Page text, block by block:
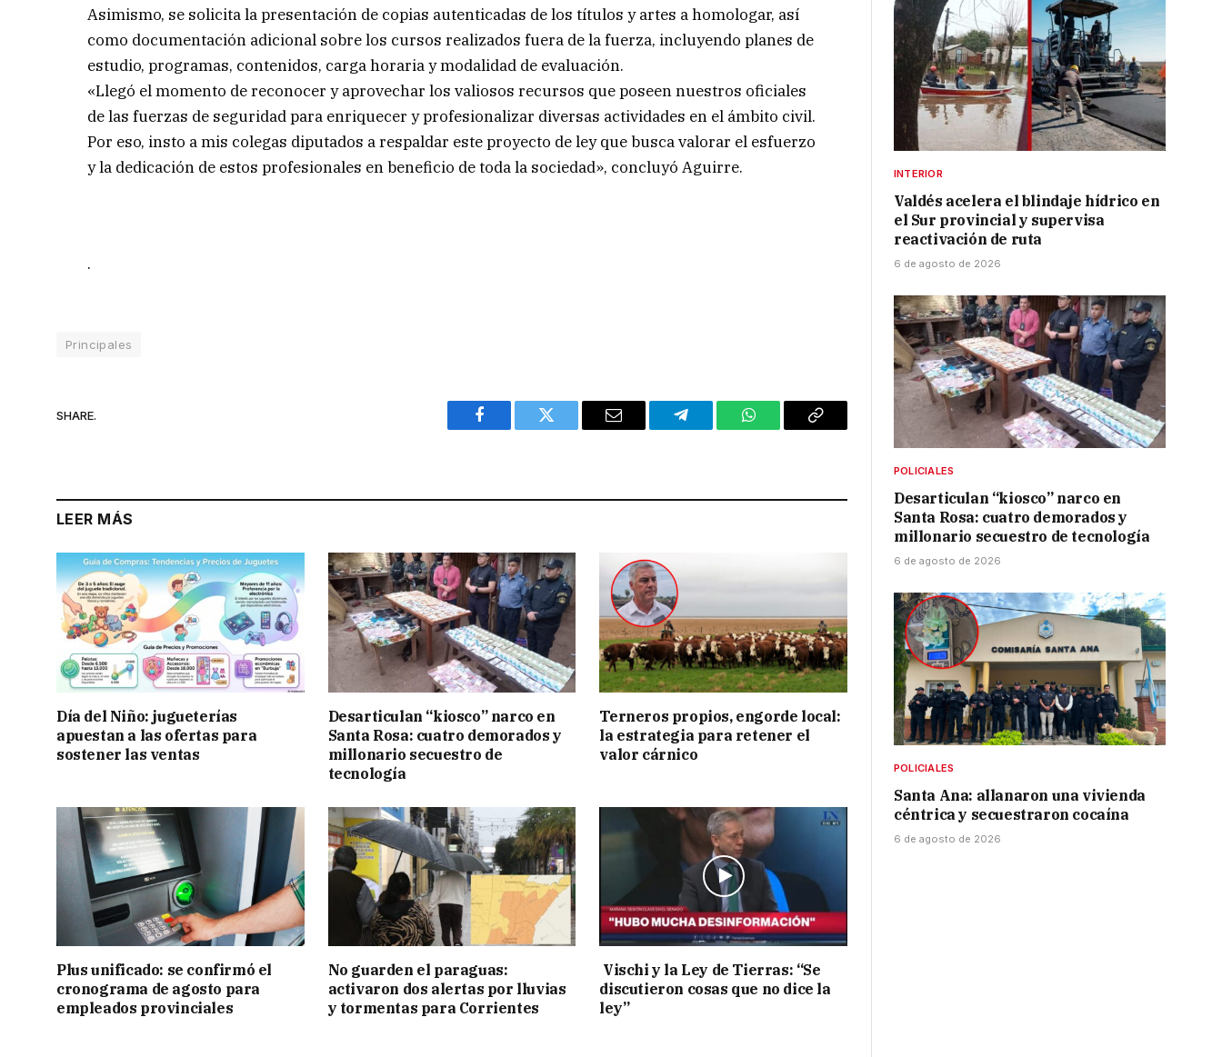
Asimismo, se solicita la presentación de copias autenticadas de los títulos y artes a homologar, así
como documentación adicional sobre los cursos realizados fuera de la fuerza, incluyendo planes de
estudio, programas, contenidos, carga horaria y modalidad de evaluación.
«Llegó el momento de reconocer y aprovechar los valiosos recursos que poseen nuestros oficiales
de las fuerzas de seguridad para enriquecer y profesionalizar diversas actividades en el ámbito civil.
Por eso, insto a mis colegas diputados a respaldar este proyecto de ley que busca valorar el esfuerzo
y la dedicación de estos profesionales en beneficio de toda la sociedad», concluyó Aguirre.
.
Principales
SHARE.
Facebook Twitter Email Telegram WhatsAppCopy
LEER MÁS
Día del Niño: jugueterías
apuestan a las ofertas para
sostener las ventas
Desarticulan “kiosco” narco en
Santa Rosa: cuatro demorados y
millonario secuestro de
tecnología
Terneros propios, engorde local:
la estrategia para retener el
valor cárnico
Plus unificado: se confirmó el
cronograma de agosto para
empleados provinciales
No guarden el paraguas:
activaron dos alertas por lluvias
y tormentas para Corrientes
Vischi y la Ley de Tierras: “Se
discutieron cosas que no dice la
ley”
INTERIOR
Valdés acelera el blindaje hídrico en
el Sur provincial y supervisa
reactivación de ruta
6 de agosto de 2026
POLICIALES
Desarticulan “kiosco” narco en
Santa Rosa: cuatro demorados y
millonario secuestro de tecnología
6 de agosto de 2026
POLICIALES
Santa Ana: allanaron una vivienda
céntrica y secuestraron cocaína
6 de agosto de 2026